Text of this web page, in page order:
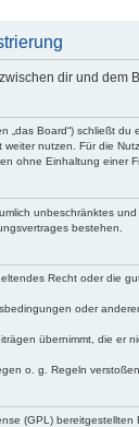
dir und
„das Board“) schließt
nutzen. Für die
ohne Einhaltung einer
unbeschränktes
bestehen.
Recht oder die
oder
übernimmt, die
o. g. Regeln
(GPL)